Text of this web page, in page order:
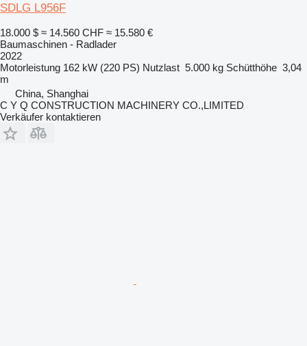
SDLG L956F
18.000 $ ≈ 14.560 CHF ≈ 15.580 €
Baumaschinen - Radlader
2022
Motorleistung 162 kW (220 PS) Nutzlast 5.000 kg Schütthöhe 3,04
m
China, Shanghai
C Y Q CONSTRUCTION MACHINERY CO.,LIMITED
Verkäufer kontaktieren